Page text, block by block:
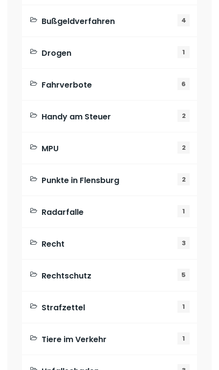
Bußgeldverfahren 4
Drogen 1
Fahrverbote 6
Handy am Steuer 2
MPU 2
Punkte in Flensburg 2
Radarfalle 1
Recht 3
Rechtschutz 5
Strafzettel 1
Tiere im Verkehr 1